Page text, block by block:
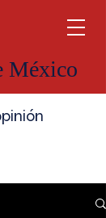
México